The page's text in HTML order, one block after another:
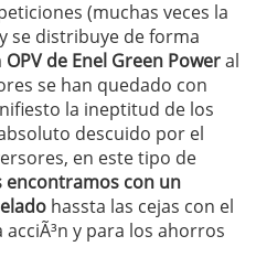
(muchas veces la
se distribuye de forma
OPV de Enel Green Poweral
se han quedado con
la ineptitud de los
descuido por el
en este tipo de
encontramos con un
hassta las cejas con el
y para los ahorros